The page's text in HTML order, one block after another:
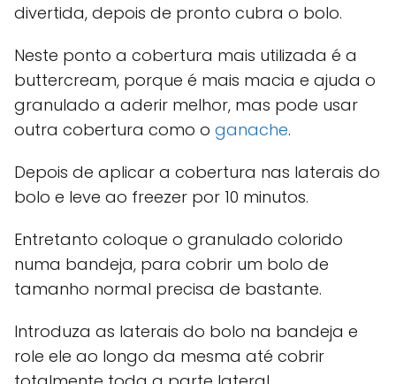
divertida, depois de pronto cubra o bolo.
Neste ponto a cobertura mais utilizada é a
buttercream, porque é mais macia e ajuda o
granulado a aderir melhor, mas pode usar
outra cobertura como o ganache.
Depois de aplicar a cobertura nas laterais do
bolo e leve ao freezer por 10 minutos.
Entretanto coloque o granulado colorido
numa bandeja, para cobrir um bolo de
tamanho normal precisa de bastante.
Introduza as laterais do bolo na bandeja e
role ele ao longo da mesma até cobrir